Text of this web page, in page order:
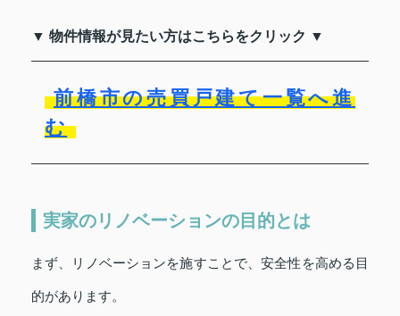
▼ 物件情報が見たい方はこちらをクリック ▼
前橋市の売買戸建て一覧へ進
む
実家のリノベーションの目的とは
まず、リノベーションを施すことで、安全性を高める目
的があります。